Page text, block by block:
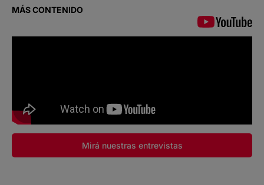
MÁS CONTENIDO
Mirá nuestras entrevistas